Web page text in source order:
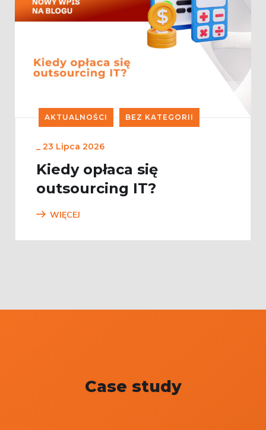
AKTUALNOŚCI BEZ KATEGORII
_ 23 Lipca 2026
Kiedy opłaca się
outsourcing IT?
WIĘCEJ
Case study